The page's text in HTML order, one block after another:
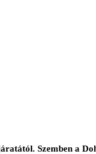
Szemben a